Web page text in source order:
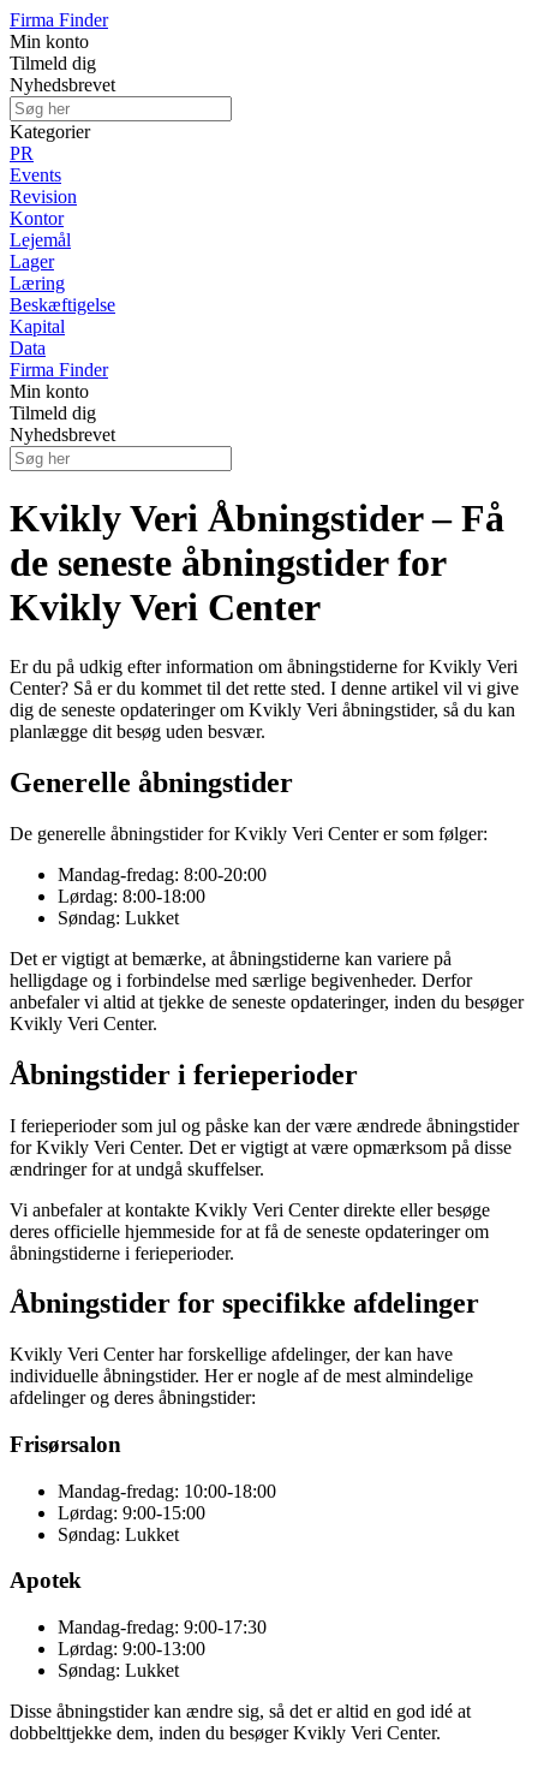
Firma Finder
Min konto
Tilmeld dig
Nyhedsbrevet
Kategorier
PR
Events
Revision
Kontor
Lejemål
Lager
Læring
Beskæftigelse
Kapital
Data
Firma Finder
Min konto
Tilmeld dig
Nyhedsbrevet
Kvikly Veri Åbningstider – Få
de seneste åbningstider for
Kvikly Veri Center
Er du på udkig efter information om åbningstiderne for Kvikly Veri
Center? Så er du kommet til det rette sted. I denne artikel vil vi give
dig de seneste opdateringer om Kvikly Veri åbningstider, så du kan
planlægge dit besøg uden besvær.
Generelle åbningstider
De generelle åbningstider for Kvikly Veri Center er som følger:
Mandag-fredag: 8:00-20:00
Lørdag: 8:00-18:00
Søndag: Lukket
Det er vigtigt at bemærke, at åbningstiderne kan variere på
helligdage og i forbindelse med særlige begivenheder. Derfor
anbefaler vi altid at tjekke de seneste opdateringer, inden du besøger
Kvikly Veri Center.
Åbningstider i ferieperioder
I ferieperioder som jul og påske kan der være ændrede åbningstider
for Kvikly Veri Center. Det er vigtigt at være opmærksom på disse
ændringer for at undgå skuffelser.
Vi anbefaler at kontakte Kvikly Veri Center direkte eller besøge
deres officielle hjemmeside for at få de seneste opdateringer om
åbningstiderne i ferieperioder.
Åbningstider for specifikke afdelinger
Kvikly Veri Center har forskellige afdelinger, der kan have
individuelle åbningstider. Her er nogle af de mest almindelige
afdelinger og deres åbningstider:
Frisørsalon
Mandag-fredag: 10:00-18:00
Lørdag: 9:00-15:00
Søndag: Lukket
Apotek
Mandag-fredag: 9:00-17:30
Lørdag: 9:00-13:00
Søndag: Lukket
Disse åbningstider kan ændre sig, så det er altid en god idé at
dobbelttjekke dem, inden du besøger Kvikly Veri Center.